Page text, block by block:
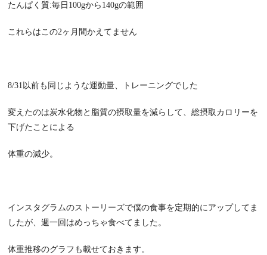
たんぱく質:毎日100gから140gの範囲
これらはこの2ヶ月間かえてません
8/31以前も同じような運動量、トレーニングでした
変えたのは炭水化物と脂質の摂取量を減らして、総摂取カロリーを
下げたことによる
体重の減少。
インスタグラムのストーリーズで僕の食事を定期的にアップしてま
したが、週一回はめっちゃ食べてました。
体重推移のグラフも載せておきます。